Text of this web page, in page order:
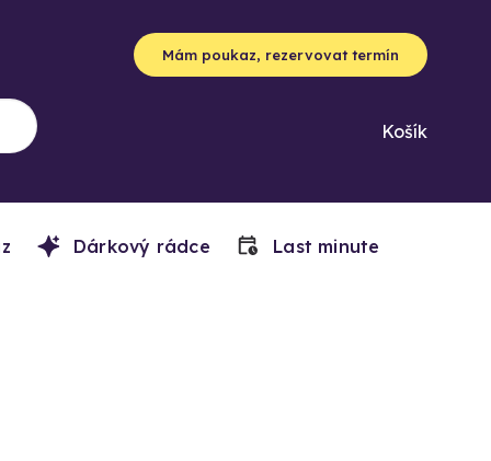
Mám poukaz, rezervovat termín
Košík
Dárkový rádce Last minute